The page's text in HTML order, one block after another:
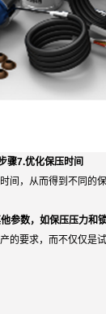
骤7.优化保压时间
，从而得到不同的
参数，如保压压力和
的要求，而不仅仅是试